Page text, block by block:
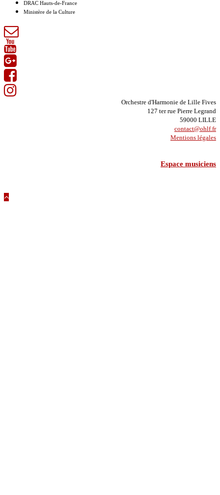
DRAC Hauts-de-France
Ministère de la Culture
Orchestre d'Harmonie de Lille Fives
127 ter rue Pierre Legrand
59000 LILLE
contact@ohlf.fr
Mentions légales
Espace musiciens